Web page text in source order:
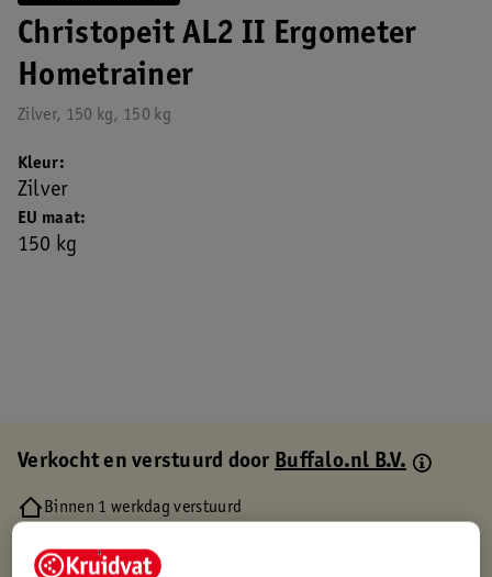
Christopeit AL2 II Ergometer
Hometrainer
Zilver, 150 kg, 150 kg
EU maat
150 kg
Kleur
Zilver
Verkocht en verstuurd doorBuffalo.nl B.V.
Binnen 1 werkdag verstuurd
Gratis retourneren via verkooppartner.